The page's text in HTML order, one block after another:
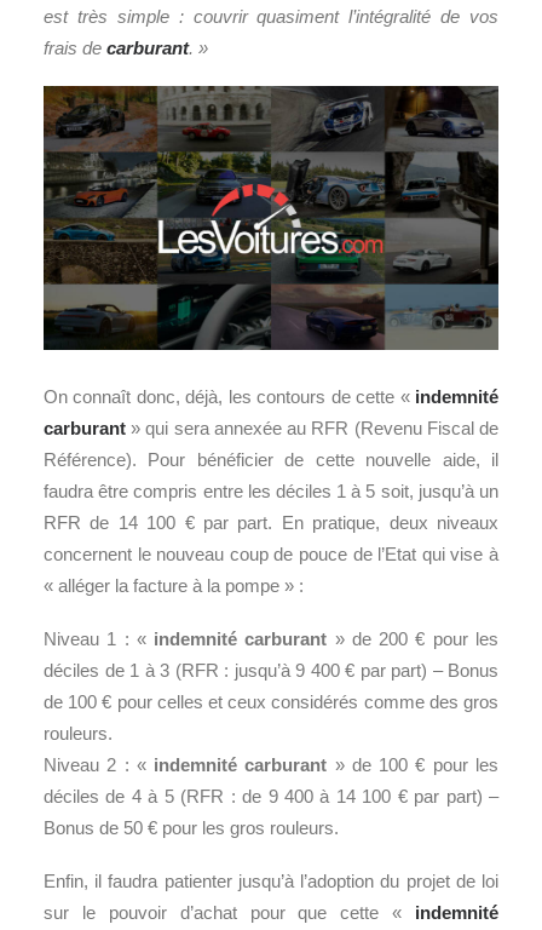
est très simple : couvrir quasiment l’intégralité de vos
frais de carburant. »
On connaît donc, déjà, les contours de cette « indemnité
carburant » qui sera annexée au RFR (Revenu Fiscal de
Référence). Pour bénéficier de cette nouvelle aide, il
faudra être compris entre les déciles 1 à 5 soit, jusqu’à un
RFR de 14 100 € par part. En pratique, deux niveaux
concernent le nouveau coup de pouce de l’Etat qui vise à
« alléger la facture à la pompe » :
Niveau 1 : « indemnité carburant » de 200 € pour les
déciles de 1 à 3 (RFR : jusqu’à 9 400 € par part) – Bonus
de 100 € pour celles et ceux considérés comme des gros
rouleurs.
Niveau 2 : « indemnité carburant » de 100 € pour les
déciles de 4 à 5 (RFR : de 9 400 à 14 100 € par part) –
Bonus de 50 € pour les gros rouleurs.
Enfin, il faudra patienter jusqu’à l’adoption du projet de loi
sur le pouvoir d’achat pour que cette « indemnité